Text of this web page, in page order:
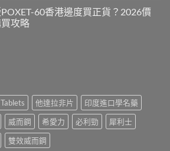
60香港邊度買正貨？2026價
攻略
他達拉非片
印度進口學名藥
威而鋼 希愛力 必利勁
犀利士
雙效威而鋼